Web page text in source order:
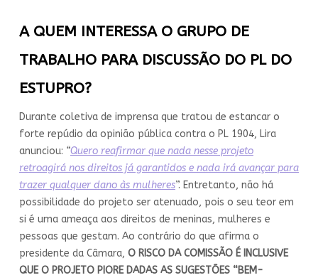
A QUEM INTERESSA O GRUPO DE
TRABALHO PARA DISCUSSÃO DO PL DO
ESTUPRO?
Durante coletiva de imprensa que tratou de estancar o
forte repúdio da opinião pública contra o PL 1904, Lira
anunciou: “Quero reafirmar que nada nesse projeto
retroagirá nos direitos já garantidos e nada irá avançar para
trazer qualquer dano às mulheres”. Entretanto, não há
possibilidade do projeto ser atenuado, pois o seu teor em
si é uma ameaça aos direitos de meninas, mulheres e
pessoas que gestam. Ao contrário do que afirma o
presidente da Câmara, O RISCO DA COMISSÃO É INCLUSIVE
QUE O PROJETO PIORE DADAS AS SUGESTÕES “BEM-